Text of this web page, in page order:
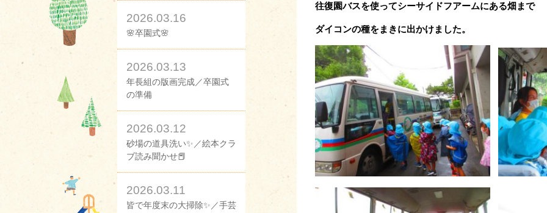
2026.03.16
🌸卒園式🌸
2026.03.13
年長組の版画完成／卒園式
の準備
2026.03.12
砂場の道具洗い✨／絵本クラ
ブ読み聞かせ📕
2026.03.11
皆で年度末の大掃除✨／手芸
往復園バスを使ってシーサイドフアームにある畑まで
ダイコンの種をまきに出かけました。